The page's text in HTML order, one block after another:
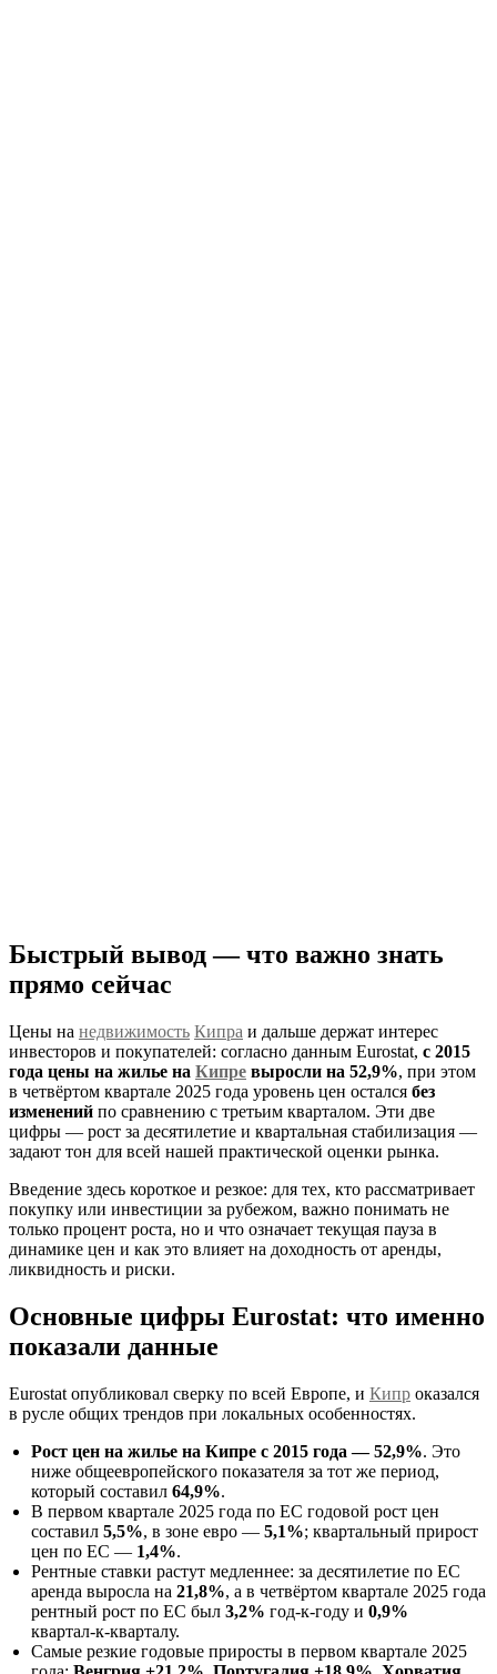
Быстрый вывод — что важно знать
прямо сейчас
Цены на недвижимость Кипра и дальше держат интерес
инвесторов и покупателей: согласно данным Eurostat, с 2015
года цены на жилье на Кипре выросли на 52,9%, при этом
в четвёртом квартале 2025 года уровень цен остался без
изменений по сравнению с третьим кварталом. Эти две
цифры — рост за десятилетие и квартальная стабилизация —
задают тон для всей нашей практической оценки рынка.
Введение здесь короткое и резкое: для тех, кто рассматривает
покупку или инвестиции за рубежом, важно понимать не
только процент роста, но и что означает текущая пауза в
динамике цен и как это влияет на доходность от аренды,
ликвидность и риски.
Основные цифры Eurostat: что именно
показали данные
Eurostat опубликовал сверку по всей Европе, и Кипр оказался
в русле общих трендов при локальных особенностях.
Рост цен на жилье на Кипре с 2015 года — 52,9%. Это
ниже общеевропейского показателя за тот же период,
который составил 64,9%.
В первом квартале 2025 года по ЕС годовой рост цен
составил 5,5%, в зоне евро — 5,1%; квартальный прирост
цен по ЕС — 1,4%.
Рентные ставки растут медленнее: за десятилетие по ЕС
аренда выросла на 21,8%, а в четвёртом квартале 2025 года
рентный рост по ЕС был 3,2% год‑к‑году и 0,9%
квартал‑к‑кварталу.
Самые резкие годовые приросты в первом квартале 2025